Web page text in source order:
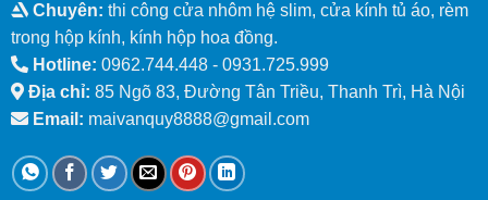
Chuyên: thi công cửa nhôm hệ slim, cửa kính tủ áo, rèm
trong hộp kính, kính hộp hoa đồng.
Hotline: 0962.744.448 - 0931.725.999
Địa chỉ: 85 Ngõ 83, Đường Tân Triều, Thanh Trì, Hà Nội
Email: maivanquy8888@gmail.com